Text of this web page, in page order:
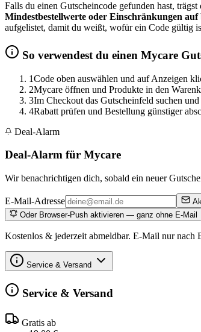
Falls du einen Gutscheincode gefunden hast,
Mindestbestellwerte oder Einschränkungen
aufgelistet, damit du weißt, wofür ein Code gültig
So verwendest du einen Mycare
1Code oben auswählen und auf Anzeigen
2Mycare öffnen und Produkte in den
3Im Checkout das Gutscheinfeld suchen
4Rabatt prüfen und Bestellung günstiger
Deal-Alarm
Deal-Alarm für Mycare
Wir benachrichtigen dich, sobald ein neuer
E-Mail-Adresse
Oder Browser-Push aktivieren — ganz ohne E-Mail
Kostenlos & jederzeit abmeldbar. E-Mail nur nach
Service & Versand
Service & Versand
Gratis ab